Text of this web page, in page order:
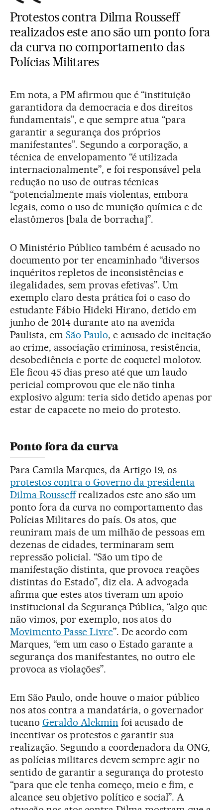
Protestos contra Dilma Rousseff
realizados este ano são um ponto fora
da curva no comportamento das
Polícias Militares
Em nota, a PM afirmou que é “instituição
garantidora da democracia e dos direitos
fundamentais”, e que sempre atua “para
garantir a segurança dos próprios
manifestantes”. Segundo a corporação, a
técnica de envelopamento “é utilizada
internacionalmente”, e foi responsável pela
redução no uso de outras técnicas
“potencialmente mais violentas, embora
legais, como o uso de munição química e de
elastômeros [bala de borracha]”.
O Ministério Público também é acusado no
documento por ter encaminhado “diversos
inquéritos repletos de inconsistências e
ilegalidades, sem provas efetivas”. Um
exemplo claro desta prática foi o caso do
estudante Fábio Hideki Hirano, detido em
junho de 2014 durante ato na avenida
Paulista, em São Paulo, e acusado de incitação
ao crime, associação criminosa, resistência,
desobediência e porte de coquetel molotov.
Ele ficou 45 dias preso até que um laudo
pericial comprovou que ele não tinha
explosivo algum: teria sido detido apenas por
estar de capacete no meio do protesto.
Ponto fora da curva
Para Camila Marques, da Artigo 19, os
protestos contra o Governo da presidenta
Dilma Rousseffrealizados este ano são um
ponto fora da curva no comportamento das
Polícias Militares do país. Os atos, que
reuniram mais de um milhão de pessoas em
dezenas de cidades, terminaram sem
repressão policial. “São um tipo de
manifestação distinta, que provoca reações
distintas do Estado”, diz ela. A advogada
afirma que estes atos tiveram um apoio
institucional da Segurança Pública, “algo que
não vimos, por exemplo, nos atos do
Movimento Passe Livre”. De acordo com
Marques, “em um caso o Estado garante a
segurança dos manifestantes, no outro ele
provoca as violações”.
Em São Paulo, onde houve o maior público
nos atos contra a mandatária, o governador
tucano Geraldo Alckmin foi acusado de
incentivar os protestos e garantir sua
realização. Segundo a coordenadora da ONG,
as polícias militares devem sempre agir no
sentido de garantir a segurança do protesto
“para que ele tenha começo, meio e fim, e
alcance seu objetivo político e social”. A